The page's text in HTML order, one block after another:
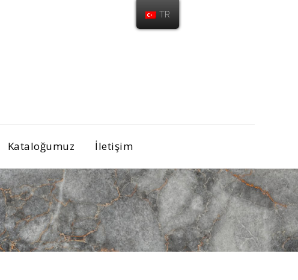
Kataloğumuz İletişim
TR